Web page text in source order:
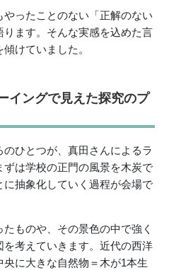
ったことのない「正解のない
ます。そんな実感を込めた言
けていました。
イングで見えた探究のプ
ひとつが、真田さんによるラ
は学校の正門の風景を木炭で
抽象化していく過程が会場で
ものや、その景色の中で強く
考えていきます。近代の西洋
に大きな自然物＝木が1本生